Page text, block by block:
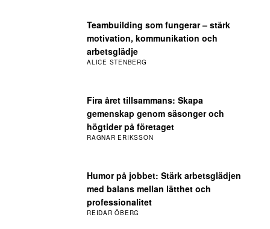
Humor på jobbet: Stärk arbetsglädjen
med balans mellan lätthet och
professionalitet
REIDAR ÖBERG
Fira året tillsammans: Skapa
gemenskap genom säsonger och
högtider på företaget
RAGNAR ERIKSSON
Teambuilding som fungerar – stärk
motivation, kommunikation och
arbetsglädje
ALICE STENBERG